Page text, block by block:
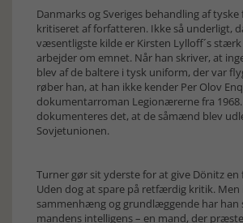
Danmarks og Sveriges behandling af
kritiseret af forfatteren. Ikke så underligt,
væsentligste kilde er Kirsten Lylloff´s
arbejder om emnet. Når han skriver, at
blev af de baltere i tysk uniform, der var
røber han, at han ikke kender Per Olov
dokumentarroman Legionærerne fra
dokumenteres det, at de såmænd blev
Sovjetunionen.
Turner gør sit yderste for at give Dönitz en
Uden dog at spare på retfærdig kritik. Men
sammenhæng og grundlæggende har han
mandens intelligens – en mand, der